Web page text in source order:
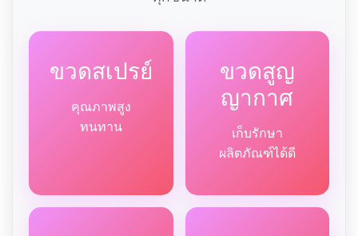
ขวดสเปรย์
คุณภาพสูง
ทนทาน
ขวดสูญ
ญากาศ
เก็บรักษา
ผลิตภัณฑ์ได้ดี